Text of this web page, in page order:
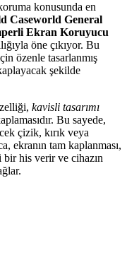
konusunda en
Caseworld General
Ekran Koruyucu
öne çıkıyor. Bu
özenle tasarlanmış
şekilde
kavisli tasarımı
Bu sayede,
çizik, kırık veya
ekranın tam kaplanması,
his verir ve cihazın